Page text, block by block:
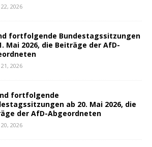
2026
fortfolgende Bundestagssitzungen
Mai 2026, die Beiträge der AfD-
2026
fortfolgende
ab 20. Mai 2026, die
der AfD-Abgeordneten
2026